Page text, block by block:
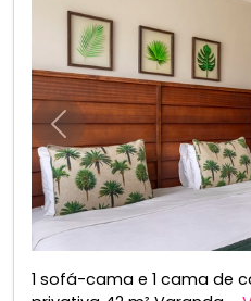
Anterior
1 sofá-cama e 1 cama de